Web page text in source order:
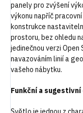
panely pro zvýšení
výkonu napříč
konstrukce
prostoru, bez ohledu
jedinečnou verzi
navazováním linií a
vašeho nábytku.
Funkční a